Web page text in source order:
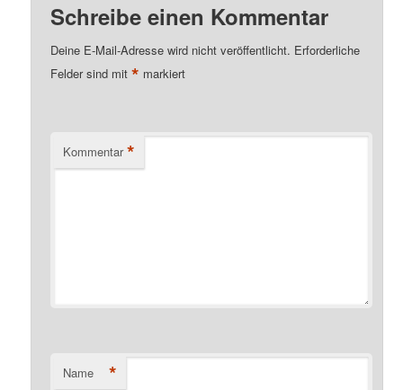
Schreibe einen Kommentar
Deine E-Mail-Adresse wird nicht veröffentlicht. Erforderliche
Felder sind mit* markiert
Kommentar *
Name *